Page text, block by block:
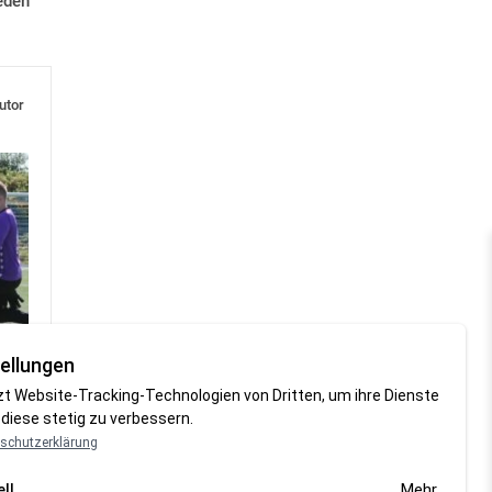
Website-Tracking-Technologien von Dritten, um ihre Dienste
stetig zu verbessern.